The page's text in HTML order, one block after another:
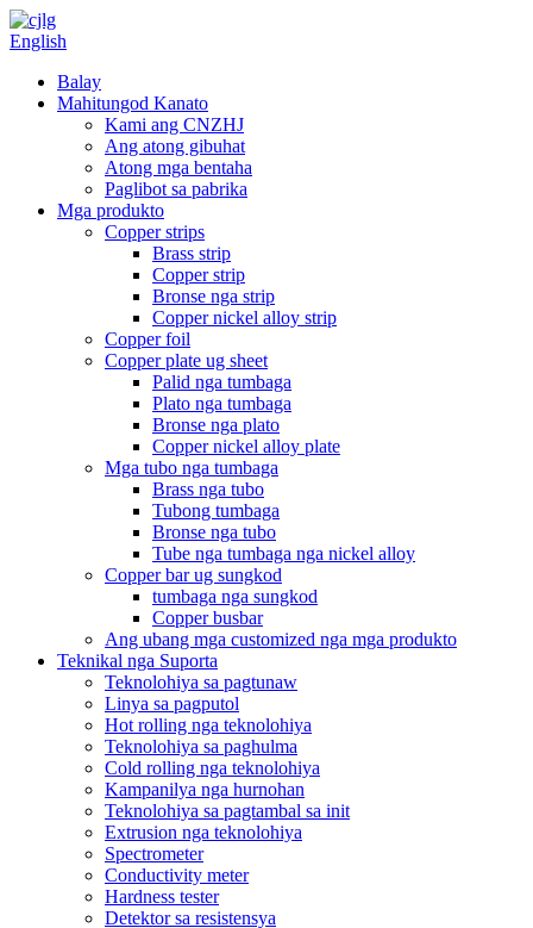
English
Balay
Mahitungod Kanato
Kami ang CNZHJ
Ang atong gibuhat
Atong mga bentaha
Paglibot sa pabrika
Mga produkto
Copper strips
Brass strip
Copper strip
Bronse nga strip
Copper nickel alloy strip
Copper foil
Copper plate ug sheet
Palid nga tumbaga
Plato nga tumbaga
Bronse nga plato
Copper nickel alloy plate
Mga tubo nga tumbaga
Brass nga tubo
Tubong tumbaga
Bronse nga tubo
Tube nga tumbaga nga nickel alloy
Copper bar ug sungkod
tumbaga nga sungkod
Copper busbar
Ang ubang mga customized nga mga produkto
Teknikal nga Suporta
Teknolohiya sa pagtunaw
Linya sa pagputol
Hot rolling nga teknolohiya
Teknolohiya sa paghulma
Cold rolling nga teknolohiya
Kampanilya nga hurnohan
Teknolohiya sa pagtambal sa init
Extrusion nga teknolohiya
Spectrometer
Conductivity meter
Hardness tester
Detektor sa resistensya